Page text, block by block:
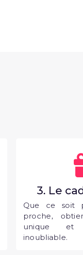
3. Le
Que ce soit
proche,
unique et
inoubliable.